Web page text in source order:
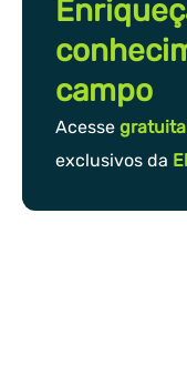
campo
Acesse
exclusivos da